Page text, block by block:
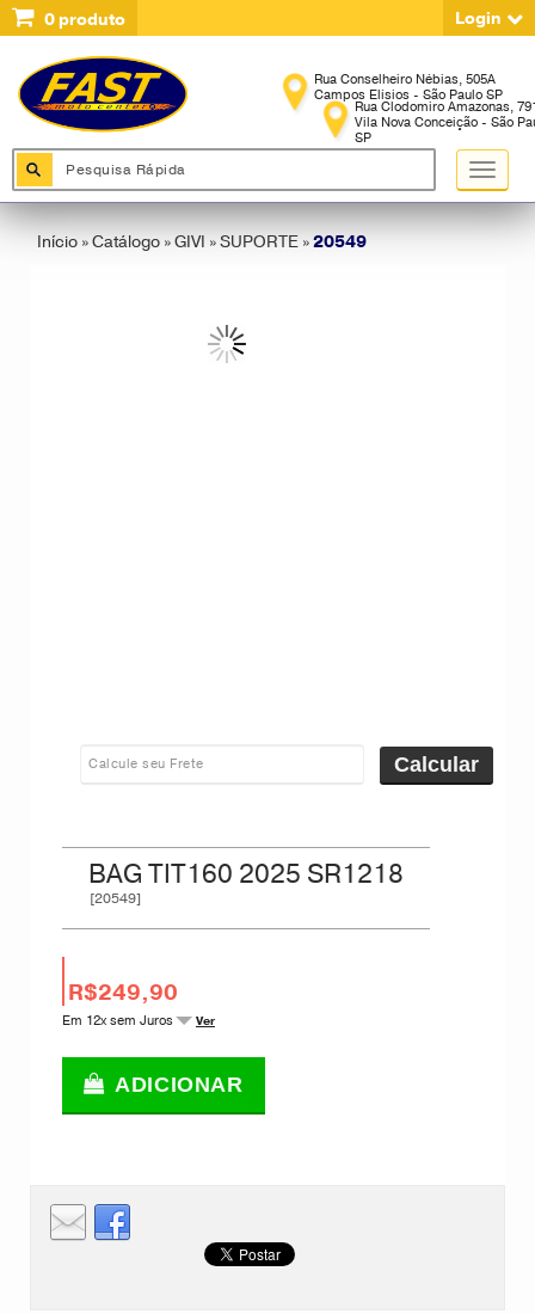
0produto Login
Início »Catálogo »GIVI »SUPORTE »20549
BAG TIT160 2025 SR1218
[20549]
R$249,90
Em 12x sem Juros Ver
ADICIONAR
Calcular